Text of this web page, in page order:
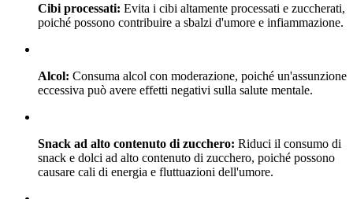
Cibi processati: Evita i cibi altamente processati e zuccherati,
poiché possono contribuire a sbalzi d'umore e infiammazione.
Alcol: Consuma alcol con moderazione, poiché un'assunzione
eccessiva può avere effetti negativi sulla salute mentale.
Snack ad alto contenuto di zucchero: Riduci il consumo di
snack e dolci ad alto contenuto di zucchero, poiché possono
causare cali di energia e fluttuazioni dell'umore.